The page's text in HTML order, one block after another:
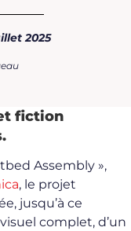
2025
fiction
Assembly »,
, le projet
jusqu’à ce
complet, d’un